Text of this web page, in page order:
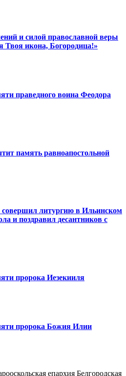
и силой православной веры
Твоя икона, Богородица!»
праведного воина Феодора
память равноапостольной
литургию в Ильинском
и поздравил десантников с
пророка Иезекииля
пророка Божия Илии
епархия Белгородская